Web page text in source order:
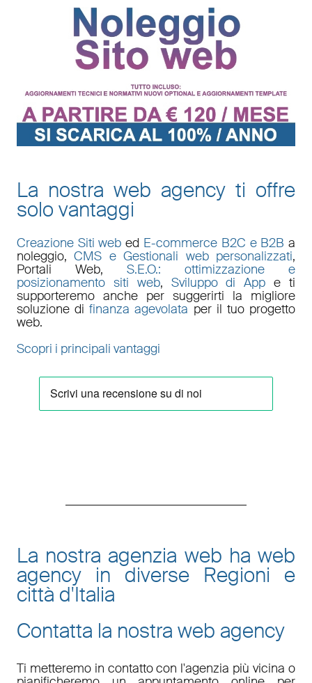
La nostra web agency ti offre
solo vantaggi
Creazione Siti web ed E-commerce B2C e B2B a
noleggio,CMS e Gestionali web personalizzati,
Portali Web,S.E.O.: ottimizzazione e
posizionamento siti web, Sviluppo di App e ti
supporteremo anche per suggerirti la migliore
soluzione difinanza agevolata per il tuo progetto
web.
Scopri i principali vantaggi
La nostra agenzia web ha web
agency in diverse Regioni e
città d'Italia
Contatta la nostra web agency
Ti metteremo in contatto con l'agenzia più vicina o